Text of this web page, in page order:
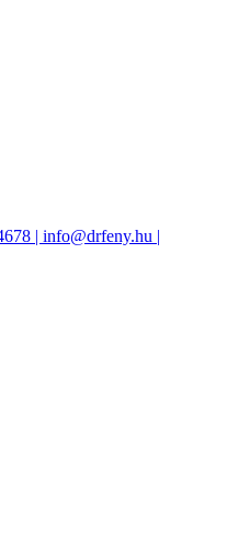
| info@drfeny.hu |